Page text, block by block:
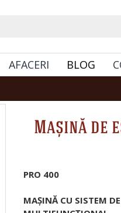
AFACERI BLOG
Mașină de
PRO 400
MAȘINĂ CU SISTEM